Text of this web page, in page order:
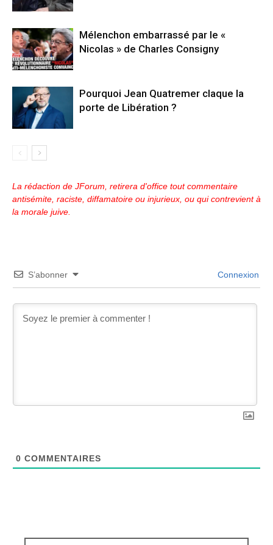
Mélenchon embarrassé par le «
Nicolas » de Charles Consigny
Pourquoi Jean Quatremer claque la
porte de Libération ?
La rédaction de JForum, retirera d'office tout commentaire
antisémite, raciste, diffamatoire ou injurieux, ou qui contrevient à
la morale juive.
S’abonner Connexion
0 COMMENTAIRES